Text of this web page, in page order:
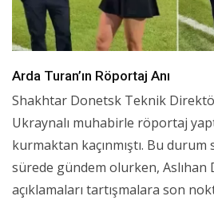
Arda Turan’ın Röportaj Anı
Shakhtar Donetsk Teknik
Ukraynalı muhabirle röportaj
kurmaktan kaçınmıştı. Bu durum
sürede gündem olurken, Aslıhan
açıklamaları tartışmalara son